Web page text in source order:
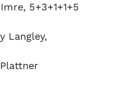
5+3+1+1+5
Langley,